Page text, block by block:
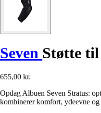
Seven Støtte
655,00 kr.
Opdag Albuen Seven Stratus:
kombinerer komfort, ydeevne